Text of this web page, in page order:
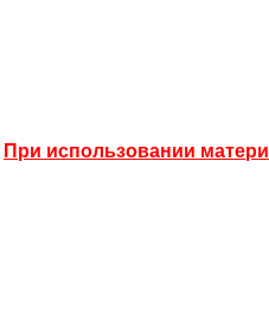
При использовании